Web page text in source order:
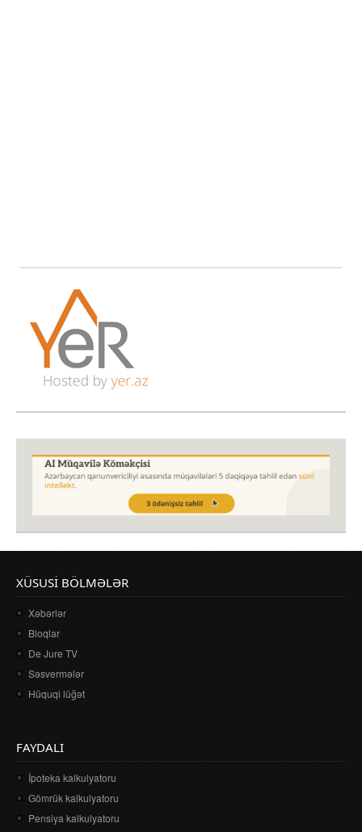
XÜSUSI BÖLMƏLƏR
Xəbərlər
Bloqlar
De Jure TV
Səsvermələr
Hüquqi lüğət
FAYDALI
İpoteka kalkulyatoru
Gömrük kalkulyatoru
Pensiya kalkulyatoru